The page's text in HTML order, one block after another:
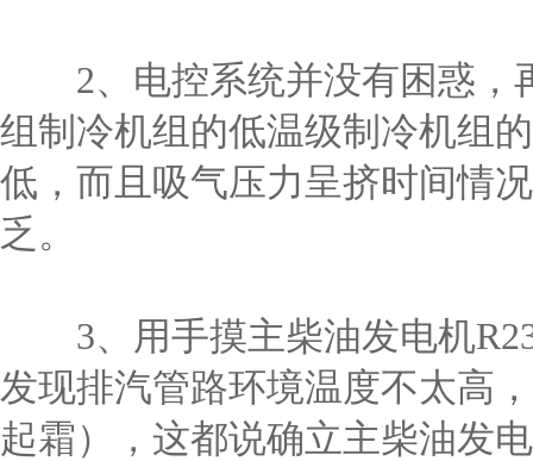
2、电控系统并没有困惑，
组制冷机组的低温级制冷机组
低，而且吸气压力呈挤时间情
乏。
3、用手摸主柴油发电机
发现排汽管路环境温度不太高
起霜），这都说确立主柴油发